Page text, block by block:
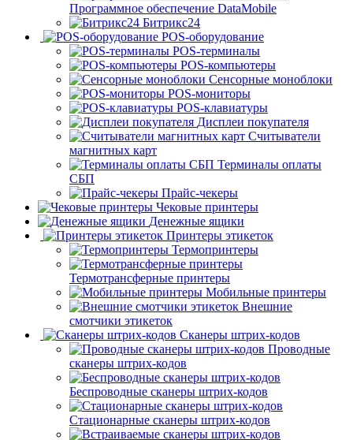
Программное обеспечение DataMobile
Битрикс24
POS-оборудование
POS-терминалы
POS-компьютеры
Сенсорные моноблоки
POS-мониторы
POS-клавиатуры
Дисплеи покупателя
Считыватели
магнитных карт
Терминалы оплаты
СБП
Прайс-чекеры
Чековые принтеры
Денежные ящики
Принтеры этикеток
Термопринтеры
Термотрансферные принтеры
Мобильные принтеры
Внешние
смотчики этикеток
Сканеры штрих-кодов
Проводные
сканеры штрих-кодов
Беспроводные сканеры штрих-кодов
Стационарные сканеры штрих-кодов